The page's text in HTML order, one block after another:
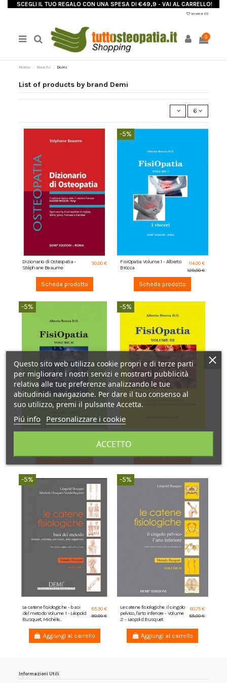
SCEGLI IL TUO REGALO CON UNA SPESA DI €49,9 - VAI AL CARRELLO!
Wishlist (0)
0
Home Marchi Demi
List of products by brand Demi
6
Dizionario di Osteopatia -
Stéphane Beaume
50,00 €
Scheda prodotto
-5%
FisiOpatia Volume 1 - Alberto
Brocca
114,00 €
120,00 €
Scheda prodotto
-5%
110,00 €
Scheda prodotto
-5%
Brocca
Scheda prodotto
-5%
Le catene fisiologiche - basi
del metodo Volume 1 - Léopold
Busquet, Michèle...
85,50 €
90,00 €
Aggiungi al carrello
-5%
Le catene fisiologiche. Il cingolo
pelvico, l'arto inferiore - Volume
2 - Leopold Busquet
80,75 €
85,00 €
Aggiungi al carrello
Informazioni Utili
Questo sito web utilizza cookie propri e di terze parti
per migliorare i nostri servizi e mostrarti pubblicità
relativa alle tue preferenze analizzando le tue
abitudinidi navigazione. Per dare il tuo consenso al
suo utilizzo, premi il pulsante Accetta.
Piú info Personalizzare i cookie
ACCETTO